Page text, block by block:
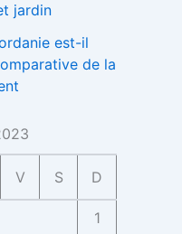
jardin
est-il
de la
V S D
1